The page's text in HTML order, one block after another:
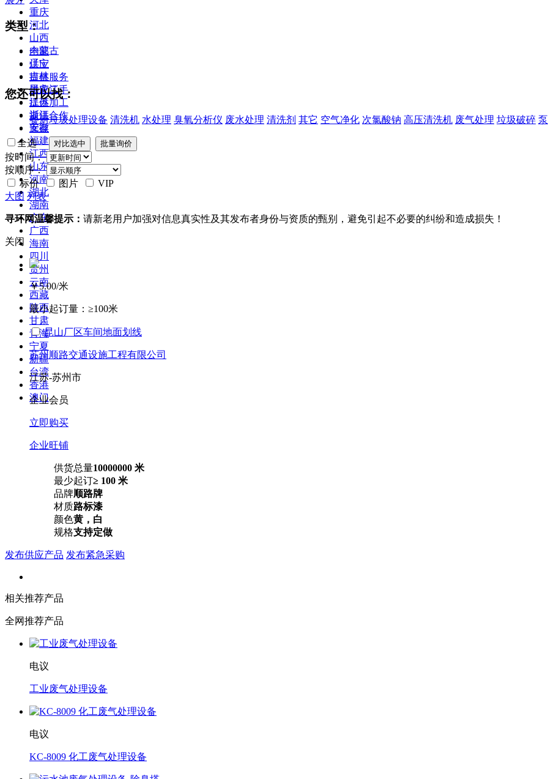
重庆
河北
山西
内蒙古
辽宁
吉林
黑龙江
江苏
浙江
安徽
福建
江西
山东
河南
湖北
湖南
广东
广西
海南
四川
贵州
云南
西藏
陕西
甘肃
青海
宁夏
新疆
台湾
香港
澳门
类型：
全部
供应
提供服务
供应二手
提供加工
提供合作
库存
您还可以找：
餐厨垃圾处理设备 清洗机 水处理 臭氧分析仪 废水处理 清洗剂 其它 空气净化 次氯酸钠 高压清洗机 废气处理 垃圾破碎 泵
全选
按时间：
按顺序：
标价
图片
VIP
大图 列表
寻环网温馨提示： 请新老用户加强对信息真实性及其发布者身份与资质的甄别，避免引起不必要的纠纷和造成损失！
关闭
￥5.00/米
最小起订量： ≥100米
昆山厂区车间地面划线
苏州顺路交通设施工程有限公司
江苏-苏州市
企业会员
立即购买
企业旺铺
供货总量10000000 米
最少起订≥ 100 米
品牌顺路牌
材质路标漆
颜色黄，白
规格支持定做
发布供应产品 发布紧急采购
相关推荐产品
全网推荐产品
电议
工业废气处理设备
电议
KC-8009 化工废气处理设备